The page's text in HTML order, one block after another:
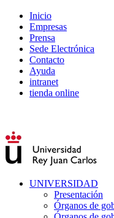
Inicio
Empresas
Prensa
Sede Electrónica
Contacto
Ayuda
intranet
tienda online
UNIVERSIDAD
Presentación
Órganos de